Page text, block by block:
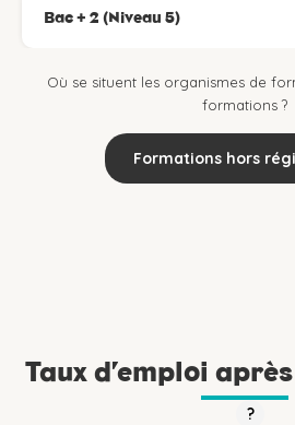
Bac + 2 (Niveau 5)
Où se situent les organismes de
formations ?
Formations hors
Taux d’emploi
?